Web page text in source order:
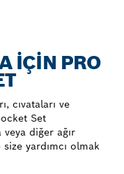
IÇIN PRO
cıvataları ve
Set
diğer ağır
yardımcı olmak